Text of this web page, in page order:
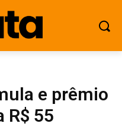
e prêmio
R$ 55